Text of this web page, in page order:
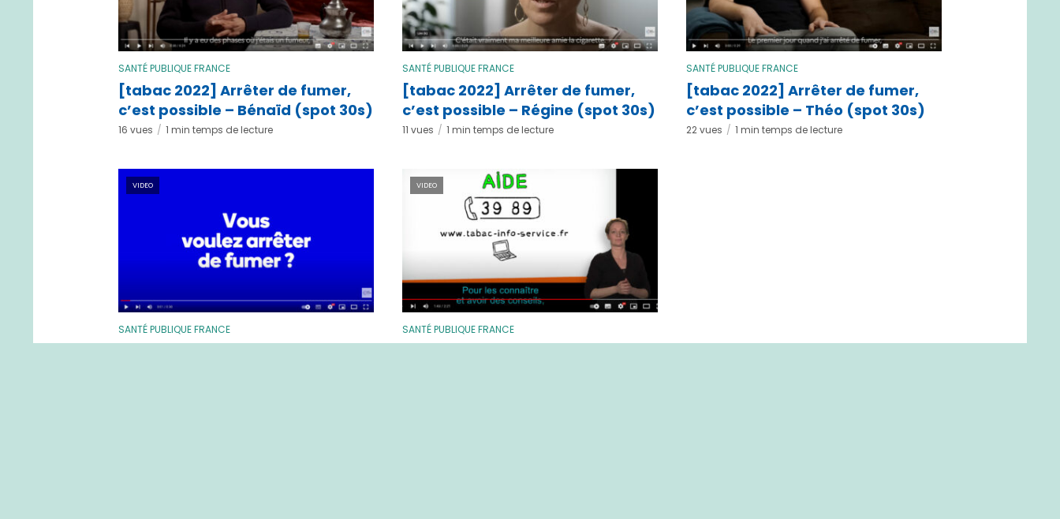
SANTÉ PUBLIQUE FRANCE
[tabac 2022] Arrêter de fumer,
c’est possible – Bénaïd (spot 30s)
16 vues 1 min temps de lecture
SANTÉ PUBLIQUE FRANCE
[tabac 2022] Arrêter de fumer,
c’est possible – Régine (spot 30s)
11 vues 1 min temps de lecture
SANTÉ PUBLIQUE FRANCE
[tabac 2022] Arrêter de fumer,
c’est possible – Théo (spot 30s)
22 vues 1 min temps de lecture
VIDEO
SANTÉ PUBLIQUE FRANCE
VIDEO
SANTÉ PUBLIQUE FRANCE